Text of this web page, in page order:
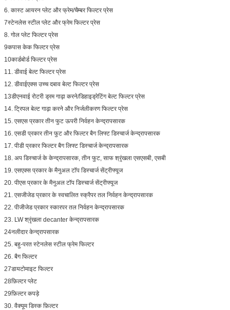
6. कास्ट आयरन प्लेट और फ्रेम/चैम्बर फिल्टर प्रेस
7स्टेनलेस स्टील प्लेट और फ्रेम फिल्टर प्रेस
8. गोल प्लेट फिल्टर प्रेस
9कपास केक फिल्टर प्रेस
10कार्डबोर्ड फिल्टर प्रेस
11. डीवाई बेल्ट फिल्टर प्रेस
12. डीवाईएक्स उच्च दबाव बेल्ट फिल्टर प्रेस
13डीएनवाई रोटरी ड्रम गाढ़ा करने/डिहाइड्रेटिंग बेल्ट फिल्टर प्रेस
14. ट्रिपल बेल्ट गाढ़ा करने और निर्जलीकरण फिल्टर प्रेस
15. एसएस प्रकार तीन फुट ऊपरी निर्वहन केन्द्रापसारक
16. एसडी प्रकार तीन फुट और फिल्टर बैग लिफ्ट डिस्चार्ज केन्द्रापसारक
17. पीडी प्रकार फिल्टर बैग लिफ्ट डिस्चार्ज केन्द्रापसारक
18. अप डिस्चार्ज के केन्द्रापसारक, तीन फुट, साफ श्रृंखला एसएसबी, एसबी
19. एसएक्स प्रकार के मैनुअल टॉप डिस्चार्ज सेंट्रीफ्यूज
20. पीएस प्रकार के मैनुअल टॉप डिस्चार्ज सेंट्रीफ्यूज
21. एसजीजेड प्रकार के स्वचालित स्क्रैपर तल निर्वहन केन्द्रापसारक
22. पीजीजेड प्रकार स्कारपर तल निर्वहन केन्द्रापसारक
23. LW श्रृंखला decanter केन्द्रापसारक
24नलीदार केन्द्रापसारक
25. बहु-परत स्टेनलेस स्टील फ्रेम फिल्टर
26. बैग फिल्टर
27डायटोमाइट फिल्टर
28फ़िल्टर प्लेट
29फ़िल्टर कपड़े
30. वैक्यूम डिस्क फ़िल्टर